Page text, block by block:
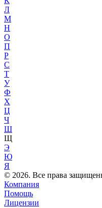
Л
М
Н
О
П
Р
С
Т
У
Ф
Х
Ц
Ч
Ш
Щ
Э
Ю
Я
© 2026. Все права
Компания
Помощь
Лицензии